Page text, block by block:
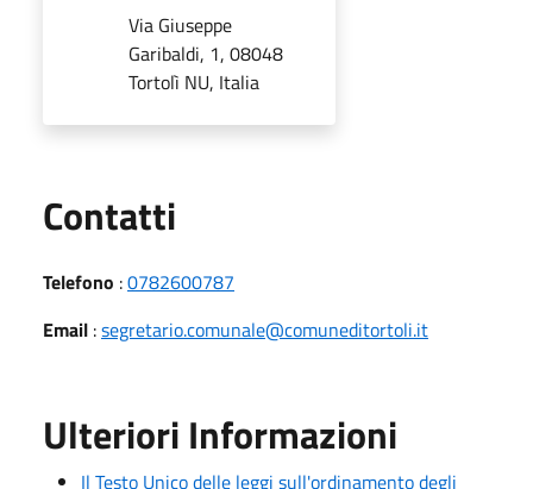
Via Giuseppe
Garibaldi, 1, 08048
Tortolì NU, Italia
Contatti
Telefono :0782600787
Email :segretario.comunale@comuneditortoli.it
Ulteriori Informazioni
Il Testo Unico delle leggi sull'ordinamento degli